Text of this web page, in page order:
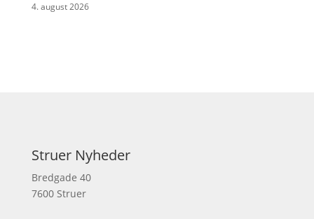
4. august 2026
Struer Nyheder
Bredgade 40
7600 Struer